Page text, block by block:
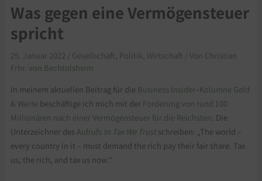
Was gegen eine Vermögensteuer
spricht
25. Januar 2022 / Gesellschaft, Politik, Wirtschaft / Von Christian
Frhr. von Bechtolsheim
In meinem aktuellen Beitrag für die Business Insider–Kolumne Geld
& Werte beschäftige ich mich mit der Forderung von rund 100
Millionären nach einer Vermögensteuer für die Reichsten. Die
Unterzeichner des Aufrufs In Tax We Trustschreiben: „The world –
every country in it – must demand the rich pay their fair share. Tax
us, the rich, and tax us now.“